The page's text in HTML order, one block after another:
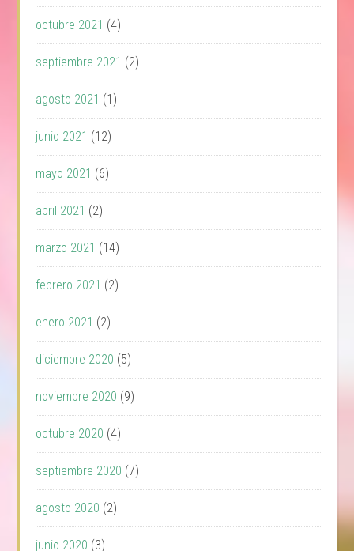
octubre 2021 (4)
septiembre 2021 (2)
agosto 2021 (1)
junio 2021 (12)
mayo 2021 (6)
abril 2021 (2)
marzo 2021 (14)
febrero 2021 (2)
enero 2021 (2)
diciembre 2020 (5)
noviembre 2020 (9)
octubre 2020 (4)
septiembre 2020 (7)
agosto 2020 (2)
junio 2020 (3)